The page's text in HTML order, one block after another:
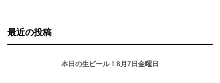
最近の投稿
本日の生ビール！8月7日金曜日